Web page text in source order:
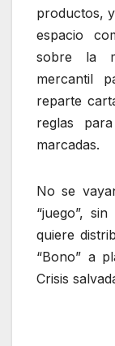
productos,
espacio
sobre la
mercantil
reparte
reglas
marcadas.
No se
“juego”,
quiere
“Bono” a
Crisis